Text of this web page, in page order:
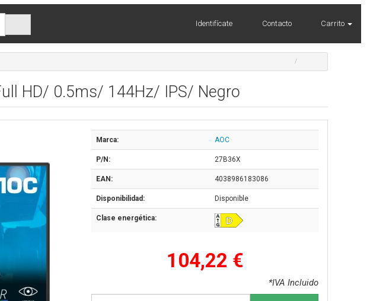
Identifícate Contacto Carrito
HD/ 0.5ms/ 144Hz/ IPS/ Negro
Marca: AOC
P/N: 27B36X
EAN: 4038986183086
Disponibilidad: Disponible
Clase energética:
104,22 €
*IVA Incluido